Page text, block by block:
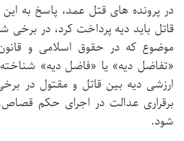
در پرونده های قتل عمد، پاسخ به
قاتل باید دیه پرداخت کرد، در
موضوع که در حقوق اسلامی و قانون
«تفاضل دیه» یا «فاضل دیه»
ارزشی دیه بین قاتل و مقتول در برخی
برقراری عدالت در اجرای حکم
شود.